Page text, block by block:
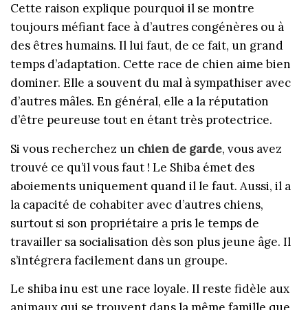
Cette raison explique pourquoi il se montre
toujours méfiant face à d’autres congénères ou à
des êtres humains. Il lui faut, de ce fait, un grand
temps d’adaptation. Cette race de chien aime bien
dominer. Elle a souvent du mal à sympathiser avec
d’autres mâles. En général, elle a la réputation
d’être peureuse tout en étant très protectrice.
Si vous recherchez un chien de garde, vous avez
trouvé ce qu’il vous faut ! Le Shiba émet des
aboiements uniquement quand il le faut. Aussi, il a
la capacité de cohabiter avec d’autres chiens,
surtout si son propriétaire a pris le temps de
travailler sa socialisation dès son plus jeune âge. Il
s’intégrera facilement dans un groupe.
Le shiba inu est une race loyale. Il reste fidèle aux